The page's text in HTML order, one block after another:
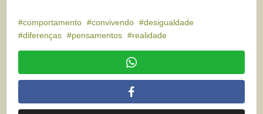
comportamento convivendo
desigualdade
diferenças
pensamentos realidade